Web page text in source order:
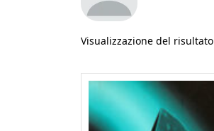
Visualizzazione del risultato